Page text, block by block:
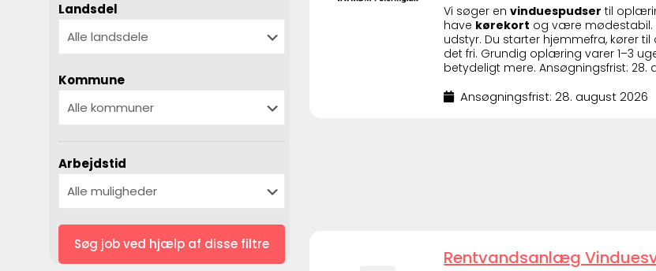
Landsdel
Kommune
Arbejdstid
Vi søger envinduespudser til
have kørekort og være mødestabil.
udstyr. Du starter hjemmefra, kører
det fri. Grundig oplæring varer 1–3
betydeligt mere. Ansøgningsfrist: 28.
Ansøgningsfrist: 28. august 2026
Rentvandsanlæg